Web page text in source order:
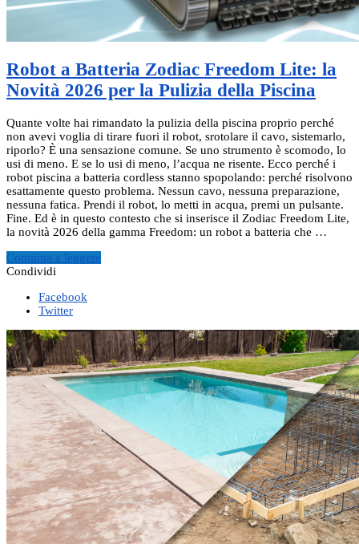
Robot a Batteria Zodiac Freedom Lite: la
Novità 2026 per la Pulizia della Piscina
Quante volte hai rimandato la pulizia della piscina proprio perché
non avevi voglia di tirare fuori il robot, srotolare il cavo, sistemarlo,
riporlo? È una sensazione comune. Se uno strumento è scomodo, lo
usi di meno. E se lo usi di meno, l’acqua ne risente. Ecco perché i
robot piscina a batteria cordless stanno spopolando: perché risolvono
esattamente questo problema. Nessun cavo, nessuna preparazione,
nessuna fatica. Prendi il robot, lo metti in acqua, premi un pulsante.
Fine. Ed è in questo contesto che si inserisce il Zodiac Freedom Lite,
la novità 2026 della gamma Freedom: un robot a batteria che …
Continua a leggere
Condividi
Facebook
Twitter